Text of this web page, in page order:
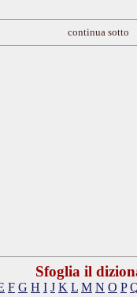
continua sotto
Sfoglia il
F G H I J K L M N O P